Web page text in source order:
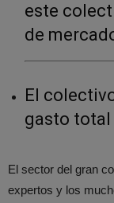
este
de
El
gasto total
El sector del gran
expertos y los